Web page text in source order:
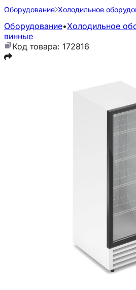
Оборудование Холодильное
Оборудование•Холодильное
винные
Код товара: 172816